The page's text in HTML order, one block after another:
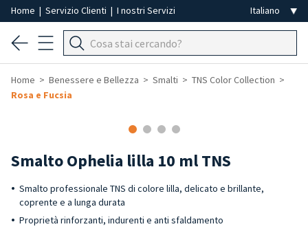
Home | Servizio Clienti | I nostri Servizi
Home Benessere e Bellezza Smalti
TNS Color Collection
Rosa e Fucsia
Smalto Ophelia lilla 10 ml TNS
Smalto professionale TNS di colore lilla, delicato e brillante,
coprente e a lunga durata
Proprietà rinforzanti, indurenti e anti sfaldamento